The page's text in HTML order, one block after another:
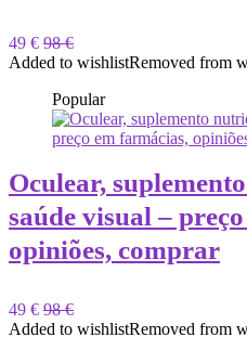
49 € 98 €
Added to wishlistRemoved from
Popular
Oculear,
saúde visual –
opiniões, comprar
49 € 98 €
Added to wishlistRemoved from